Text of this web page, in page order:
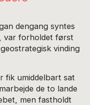
dengang syntes
var forholdet først
vinding
fik umiddelbart sat
de to lande
men fastholdt